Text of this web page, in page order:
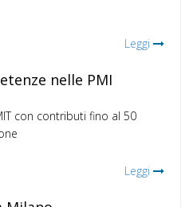
Leggi
nelle PMI
con contributi fino al 50
Leggi